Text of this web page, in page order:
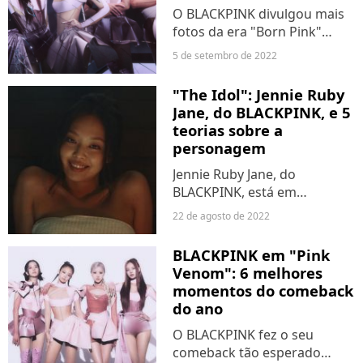
O BLACKPINK divulgou mais
fotos da era "Born Pink"
nesta segunda-feira (5), se
incríveis - em grupo e
individuais - das idols. Lisa,
Jennie, Jisoo e Rosé...
5 de setembro de 2022
"The Idol": Jennie Ruby
Jane, do BLACKPINK, e 5
teorias sobre a
personagem
Jennie Ruby Jane, do
BLACKPINK, está em
destaque no novo teaser de
"The Idol", divulgado no
último domingo (21). Ainda
não temos muitas
informações sobre a sua
personagem ou até mesmo...
22 de agosto de 2022
BLACKPINK em "Pink
Venom": 6 melhores
momentos do comeback
do ano
O BLACKPINK fez o seu
comeback tão esperado